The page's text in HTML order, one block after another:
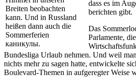
Breiten beobachten
kann. Und in Russland
heißen dann auch die
Sommerferien
каникулы.
dass es im
berichten gibt.
Das
Parlamente,
Bundesliga Urlaub nehmen. Und weil
nichts mehr zu sagen hatte, entwickelte
Boulevard-Themen in aufgeregter Weise